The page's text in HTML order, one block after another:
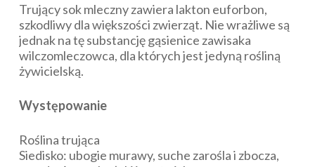
Trujący sok mleczny zawiera lakton euforbon,
szkodliwy dla większości zwierząt. Nie wrażliwe są
jednak na tę substancję gąsienice zawisaka
wilczomleczowca, dla których jest jedyną rośliną
żywicielską.
Występowanie
Roślina trująca
Siedisko: ubogie murawy, suche zarośla i zbocza,